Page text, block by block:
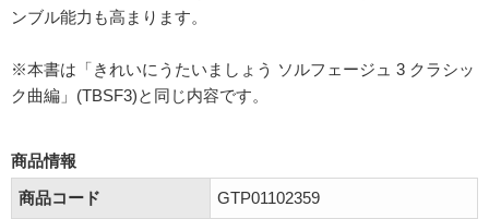
ンブル能力も高まります。
※本書は「きれいにうたいましょう ソルフェージュ 3 クラシッ
ク曲編」(TBSF3)と同じ内容です。
商品情報
商品コード
GTP01102359